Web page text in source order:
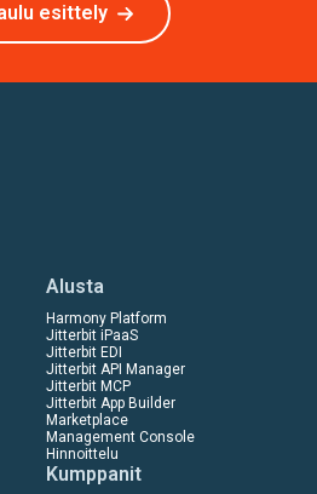
esittely
Alusta
Harmony Platform
Jitterbit iPaaS
Jitterbit EDI
Jitterbit API Manager
Jitterbit MCP
Jitterbit App Builder
Marketplace
Management Console
Hinnoittelu
Kumppanit